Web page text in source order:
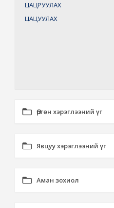
ЦАЦРУУЛАХ
ЦАЦУУЛАХ
Өргөн хэрэглээний үг
Явцуу хэрэглээний үг
Аман зохиол